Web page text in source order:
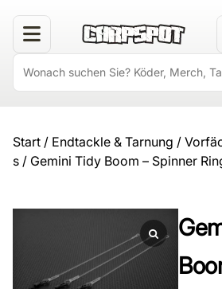
Start / Endtackle & Tarnung /
s / Gemini Tidy Boom – Spinner